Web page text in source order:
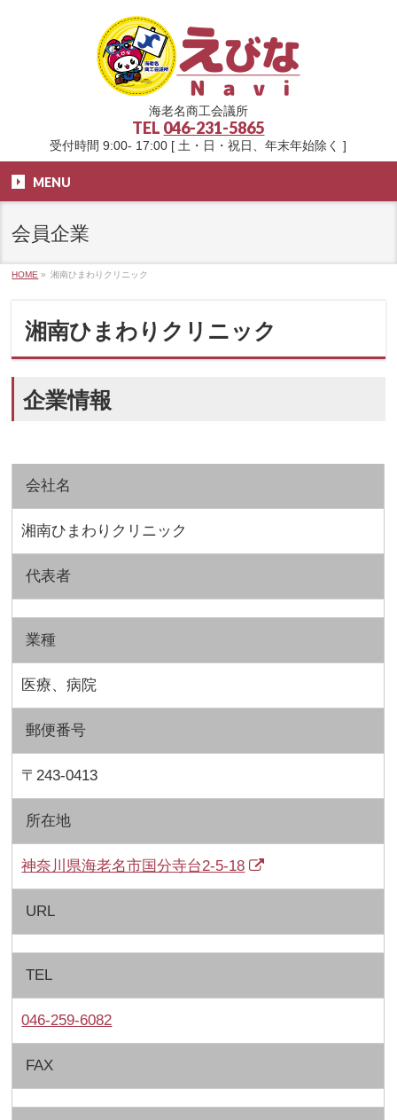
海老名商工会議所
TEL 046-231-5865
受付時間 9:00- 17:00 [ 土・日・祝日、年末年始除く ]
MENU
会員企業
HOME » 湘南ひまわりクリニック
湘南ひまわりクリニック
企業情報
会社名
湘南ひまわりクリニック
代表者
業種
医療、病院
郵便番号
〒243-0413
所在地
神奈川県海老名市国分寺台2-5-18
URL
TEL
046-259-6082
FAX